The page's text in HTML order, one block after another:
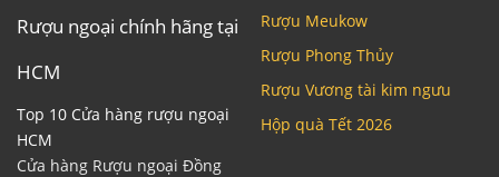
Rượu ngoại chính hãng tại
HCM
Top 10 Cửa hàng rượu ngoại
HCM
Cửa hàng Rượu ngoại Đồng
Rượu Meukow
Rượu Phong Thủy
Rượu Vương tài kim ngưu
Hộp quà Tết 2026